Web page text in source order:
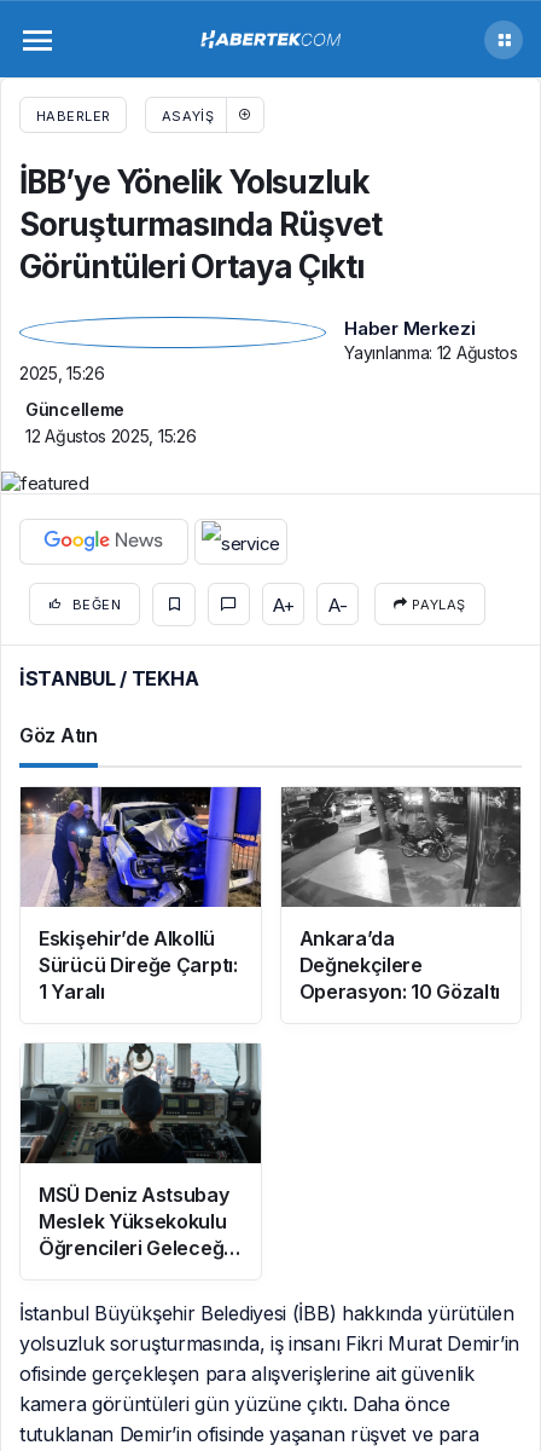
HABERLER ASAYIŞ
İBB’ye Yönelik Yolsuzluk
Soruşturmasında Rüşvet
Görüntüleri Ortaya Çıktı
Haber Merkezi
Yayınlanma: 12 Ağustos
2025, 15:26
Güncelleme
12 Ağustos 2025, 15:26
BEĞEN A+ A- PAYLAŞ
İSTANBUL / TEKHA
Göz Atın
Eskişehir’de Alkollü
Sürücü Direğe Çarptı:
1 Yaralı
Ankara’da
Değnekçilere
Operasyon: 10 Gözaltı
MSÜ Deniz Astsubay
Meslek Yüksekokulu
Öğrencileri Geleceğe
Hazırlanıyor
İstanbul Büyükşehir Belediyesi (İBB) hakkında yürütülen
yolsuzluk soruşturmasında, iş insanı Fikri Murat Demir’in
ofisinde gerçekleşen para alışverişlerine ait güvenlik
kamera görüntüleri gün yüzüne çıktı. Daha önce
tutuklanan Demir’in ofisinde yaşanan rüşvet ve para
İBB’ye Yönelik Yolsuzluk Soruşturmasında
Rüşvet Görüntüleri Ortaya Çıktı